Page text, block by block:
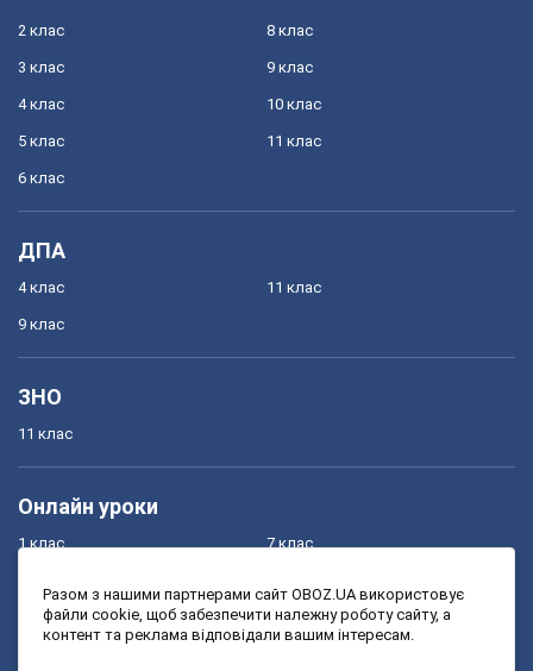
2 клас
3 клас
4 клас
5 клас
6 клас
8 клас
9 клас
10 клас
11 клас
ДПА
4 клас
9 клас
11 клас
ЗНО
11 клас
Онлайн уроки
1 клас
3 клас
7 клас
9 клас
Разом з нашими партнерами сайт OBOZ.UA використовує
файли cookie, щоб забезпечити належну роботу сайту, а
контент та реклама відповідали вашим інтересам.